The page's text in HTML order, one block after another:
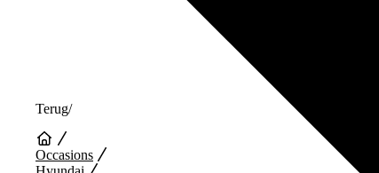
Terug/
Occasions